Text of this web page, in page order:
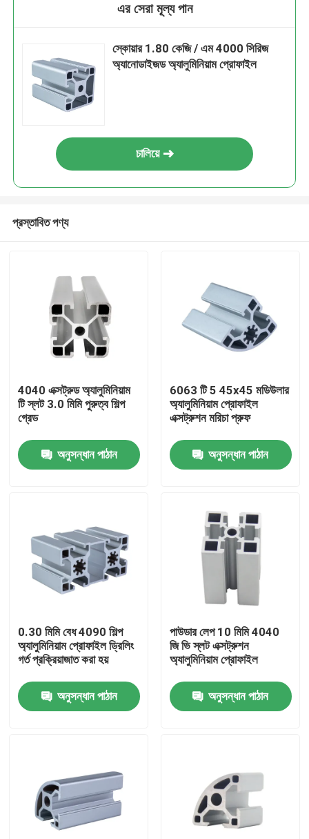
বাড়ি
আমাদের সম্পর্কে
কারখানা ভ্রমণ
যোগাযোগ করুন
উদ্ধৃতির জন্য আবেদন
এক্সট্রুশন অ্যালুমিনিয়াম প্রোফাইল
ভি স্লট অ্যালুমিনিয়াম প্রোফাইল
এর সেরা মূল্য পান
স্কোয়ার 1.80 কেজি / এম 4000 সিরিজ
অ্যানোডাইজড অ্যালুমিনিয়াম প্রোফাইল
চালিয়ে
প্রস্তাবিত পণ্য
4040 এক্সট্রুড অ্যালুমিনিয়াম
টি স্লট 3.0 মিমি পুরুত্ব শিল্প
গ্রেড
অনুসন্ধান পাঠান
6063 টি 5 45x45 মডিউলার
অ্যালুমিনিয়াম প্রোফাইল
এক্সট্রুশন মরিচা প্রুফ
অনুসন্ধান পাঠান
0.30 মিমি বেধ 4090 শিল্প
অ্যালুমিনিয়াম প্রোফাইল ড্রিলিং
গর্ত প্রক্রিয়াজাত করা হয়
অনুসন্ধান পাঠান
পাউডার লেপ 10 মিমি 4040
জি ভি স্লট এক্সট্রুশন
অ্যালুমিনিয়াম প্রোফাইল
অনুসন্ধান পাঠান